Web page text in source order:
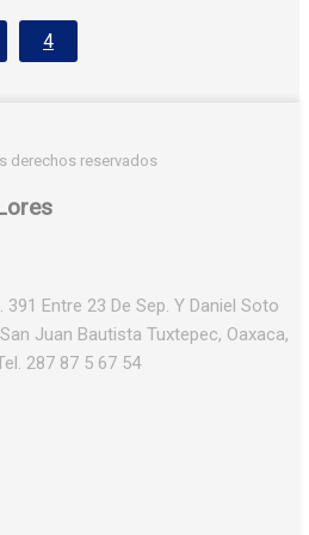
4
derechos reservados
Entre 23 De Sep. Y Daniel Soto
Juan Bautista Tuxtepec, Oaxaca,
287 87 5 67 54